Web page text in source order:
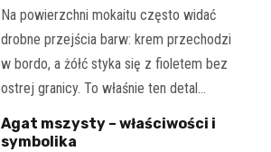
Na powierzchni mokaitu często widać
drobne przejścia barw: krem przechodzi
w bordo, a żółć styka się z fioletem bez
ostrej granicy. To właśnie ten detal…
Agat mszysty – właściwości i
symbolika